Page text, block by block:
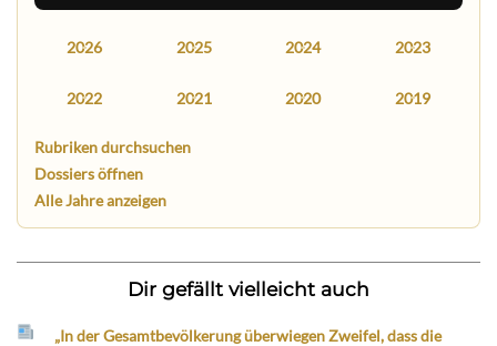
2026 2025 2024 2023
2022 2021 2020 2019
Rubriken durchsuchen
Dossiers öffnen
Alle Jahre anzeigen
Dir gefällt vielleicht auch
„In der Gesamtbevölkerung überwiegen Zweifel, dass die